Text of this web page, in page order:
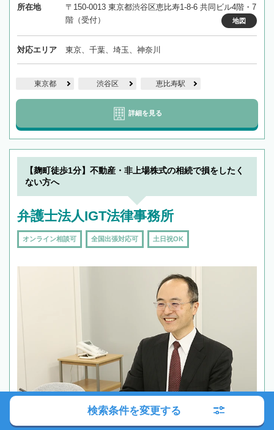
所在地
〒150-0013 東京都渋谷区恵比寿1-8-6 共同ビル4階・7
階（受付）
地図
対応エリア 東京、千葉、埼玉、神奈川
東京都 渋谷区 恵比寿駅
詳細を見る
【麹町徒歩1分】不動産・非上場株式の相続で損をしたく
ない方へ
弁護士法人IGT法律事務所
オンライン相談可 全国出張対応可 土日祝OK
検索条件を変更する